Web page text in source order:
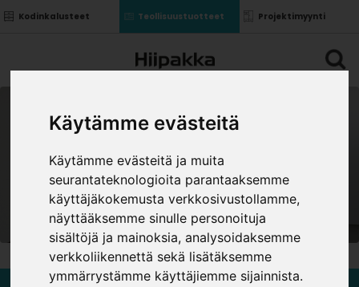
Käytämme evästeitä
Käytämme evästeitä ja muita
seurantateknologioita parantaaksemme
käyttäjäkokemusta verkkosivustollamme,
näyttääksemme sinulle personoituja
sisältöjä ja mainoksia, analysoidaksemme
verkkoliikennettä sekä lisätäksemme
ymmärrystämme käyttäjiemme sijainnista.
Kodinkalusteet Teollisuustuotteet Projektimyynti